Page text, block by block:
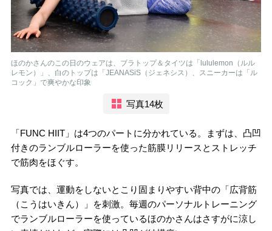
ほのかさんのこの日のウェアは、ブラトップ＆タイツは「lululemon（ルル
レモン）」、白のトップは「JEANASiS（ジェネシス）、スニーカーは「ル
コック」で爽やかな印象
写真14枚
「FUNC HIIT」は4つのパートに分かれている。まずは、凸凹
付きのランブルローラーを使った筋膜リリースとストレッチ
で筋肉をほぐす。
写真では、運動をしないとこり固まりやすい背中の「広背筋
（こうはいきん）」を刺激。毎週のパーソナルトレーニング
でランブルローラーを使っているほのかさんはさすがに涼し